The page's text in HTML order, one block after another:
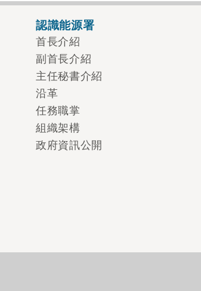
認識能源署
首長介紹
副首長介紹
主任秘書介紹
沿革
任務職掌
組織架構
政府資訊公開